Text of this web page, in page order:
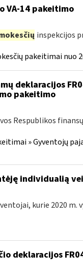
VA-14 pakeitimo
inspekcijos
pakeitimai nuo
deklaracijos
pakeitimo
Respublikos
» Gyventojų
individualią
kurie 2020 m.
deklaracijos